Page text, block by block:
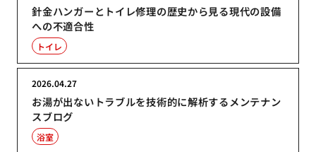
針金ハンガーとトイレ修理の歴史から見る現代の設備
への不適合性
トイレ
お湯が出ないトラブルを技術的に解析するメンテナン
スブログ
2026.04.27
浴室